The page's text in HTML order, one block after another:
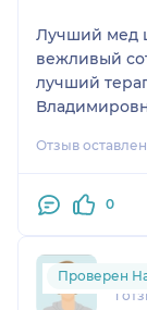
Лучший мед
вежливый
лучший
Отсутствие
анализов.
Была
Отзыв
0
1
Проверен